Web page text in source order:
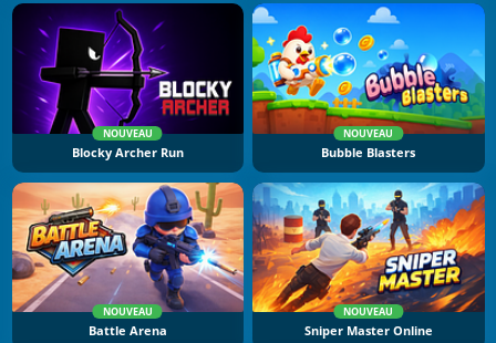
NOUVEAU
Blocky Archer Run
NOUVEAU
Bubble Blasters
NOUVEAU
Battle Arena
NOUVEAU
Sniper Master Online